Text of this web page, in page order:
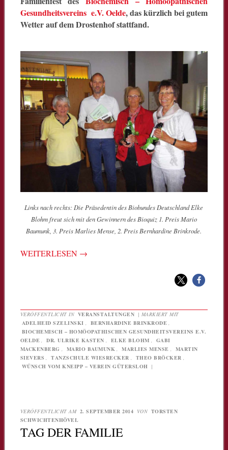
Gesundheitsvereins e.V. Oelde, das kürzlich bei gutem
Wetter auf dem Drostenhof stattfand.
Links nach rechts: Die Präsedentin des Biobundes Deutschland Elke
Blohm freut sich mit den Gewinnern des Bioquiz 1. Preis Mario
Baumunk, 3. Preis Marlies Mense, 2. Preis Bernhardine Brinkrode.
WEITERLESEN →
VERÖFFENTLICHT IN VERANSTALTUNGEN | MARKIERT MIT
ADELHEID SZELINSKI , BERNHARDINE BRINKRODE ,
BIOCHEMISCH – HOMÖOPATHISCHEN GESUNDHEITSVEREINS E.V.
OELDE , DR. ULRIKE KASTEN , ELKE BLOHM ,
GABI
MACKENBERG , MARIO BAUMUNK , MARLIES MENSE ,
MARTIN
SIEVERS , TANZSCHULE WIESRECKER , THEO BRÖCKER ,
WÜNSCH VOM KNEIPP – VEREIN GÜTERSLOH |
VERÖFFENTLICHT AM 2. SEPTEMBER 2014 VON TORSTEN
SCHWICHTENHÖVEL
TAG DER FAMILIE